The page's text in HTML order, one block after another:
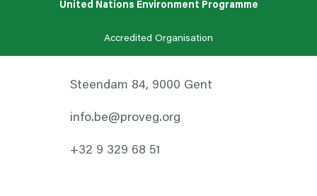
United Nations Environment Programme
Accredited Organisation
Steendam 84, 9000 Gent
info.be@proveg.org
+32 9 329 68 51